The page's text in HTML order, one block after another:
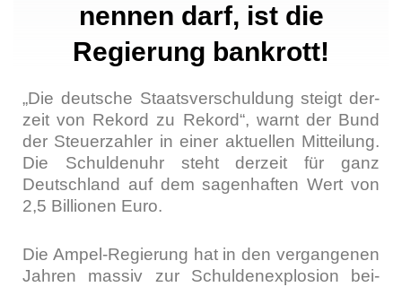
nennen darf, ist die
Regierung bankrott!
„Die deut­sche Staats­ver­schul­dung steigt der­
zeit von Rekord zu Rekord“, warnt der Bund
der Steu­er­zah­ler in einer aktu­el­len Mit­tei­lung.
Die Schul­den­uhr steht der­zeit für ganz
Deutsch­land auf dem sagen­haf­ten Wert von
2,5 Bil­lio­nen Euro.
Die Ampel-Regie­rung hat in den ver­gan­ge­nen
Jah­ren mas­siv zur Schul­den­ex­plo­si­on bei­